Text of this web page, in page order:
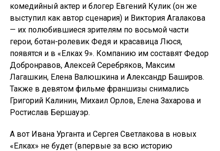
комедийный актер и блогер Евгений Кулик (он же
выступил как автор сценария) и Виктория Агалакова
— их полюбившиеся зрителям по восьмой части
герои, ботан-ролевик Федя и красавица Люся,
появятся и в «Елках 9». Компанию им составят Федор
Добронравов, Алексей Серебряков, Максим
Лагашкин, Елена Валюшкина и Александр Баширов.
Также в девятом фильме франшизы снимались
Григорий Калинин, Михаил Орлов, Елена Захарова и
Ростислав Бершауэр.
А вот Ивана Урганта и Сергея Светлакова в новых
«Елках» не будет (впервые за всю историю